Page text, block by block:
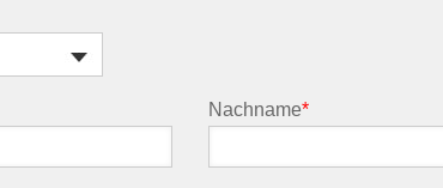
Nachname*